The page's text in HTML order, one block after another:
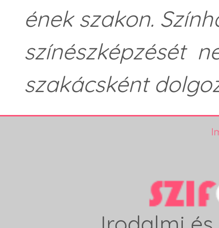
ének szakon.
színészképzését
szakácsként